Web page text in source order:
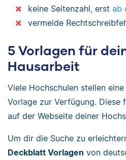
keine Seitenzahl, erst ab
vermeide
5 Vorlagen für
Hausarbeit
Viele Hochschulen stellen
Vorlage zur Verfügung. Diese
auf der Webseite deiner
Um dir die Suche zu
Deckblatt Vorlagen von